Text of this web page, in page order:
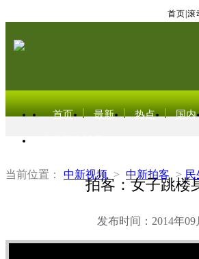
首页 滚
首页 最新 热点 国内
当前位置： 中新视频 > 中新拍客 >
拍客：女子跳楼
发布时间：2014年09